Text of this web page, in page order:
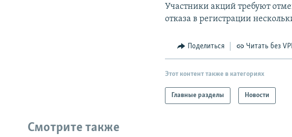
Участники акций требуют
отказа в регистрации
Поделиться Читать без
Этот контент также в категориях
Главные разделы Новости
Смотрите также